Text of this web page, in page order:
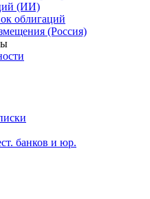
& Карты рынка
(ИИ)
облигаций
(Россия)
банков и юр.